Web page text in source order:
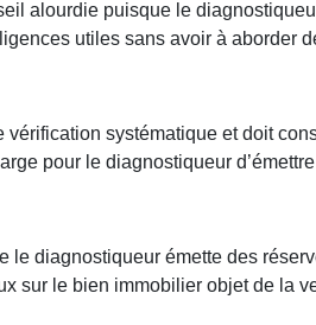
alourdie puisque le
utiles sans avoir à aborder
systématique et doit
pour le diagnostiqueur
le diagnostiqueur émette des
sur le bien immobilier objet de la